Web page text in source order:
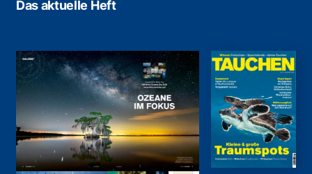
Das aktuelle Heft